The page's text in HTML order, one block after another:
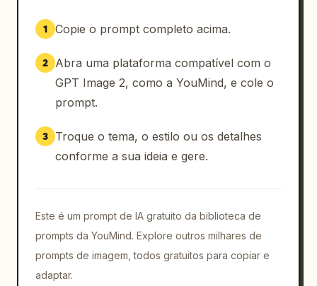
1 Copie o prompt completo acima.
2
Abra uma plataforma compatível com o
GPT Image 2, como a YouMind, e cole o
prompt.
3
Troque o tema, o estilo ou os detalhes
conforme a sua ideia e gere.
Este é um prompt de IA gratuito da biblioteca de
prompts da YouMind. Explore outros milhares de
prompts de imagem, todos gratuitos para copiar e
adaptar.